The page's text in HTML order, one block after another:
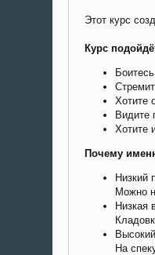
Этот курс
Курс
Хотите
Видите
Хотите
Почему
Низкий
Можно
Низкая
На